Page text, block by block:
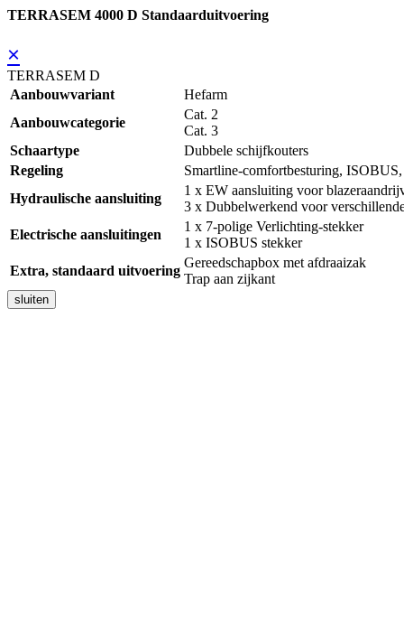
TERRASEM 4000 D Standaarduitvoering
×
TERRASEM D
Aanbouwvariant
Hefarm
Aanbouwcategorie
Cat. 2
Cat. 3
Schaartype
Dubbele schijfkouters
Regeling
Smartline-comfortbesturing,
Hydraulische aansluiting
1 x EW aansluiting voor
3 x Dubbelwerkend voor
Electrische aansluitingen
1 x 7-polige Verlichting-stekker
1 x ISOBUS stekker
Extra, standaard uitvoering
Gereedschapbox met afdraaizak
Trap aan zijkant
sluiten